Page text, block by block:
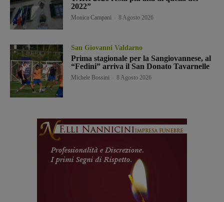
2022”
Monica Campani 8 Agosto 2026
San Giovanni Valdarno
Prima stagionale per la Sangiovannese, al
“Fedini” arriva il San Donato Tavarnelle
Michele Bossini 8 Agosto 2026